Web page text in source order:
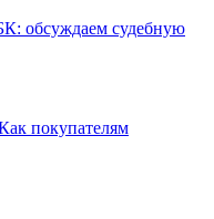
обсуждаем судебную
покупателям